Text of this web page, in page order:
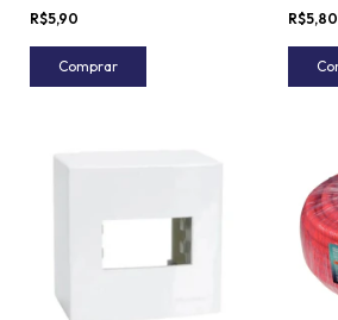
R$5,90
Comprar
R$5,80